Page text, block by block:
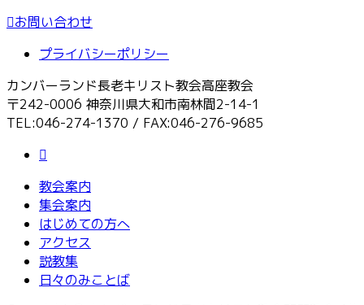
お問い合わせ
プライバシーポリシー
カンバーランド長老キリスト教会高座教会
〒242-0006 神奈川県大和市南林間2-14-1
TEL:046-274-1370 / FAX:046-276-9685
教会案内
集会案内
はじめての方へ
アクセス
説教集
日々のみことば